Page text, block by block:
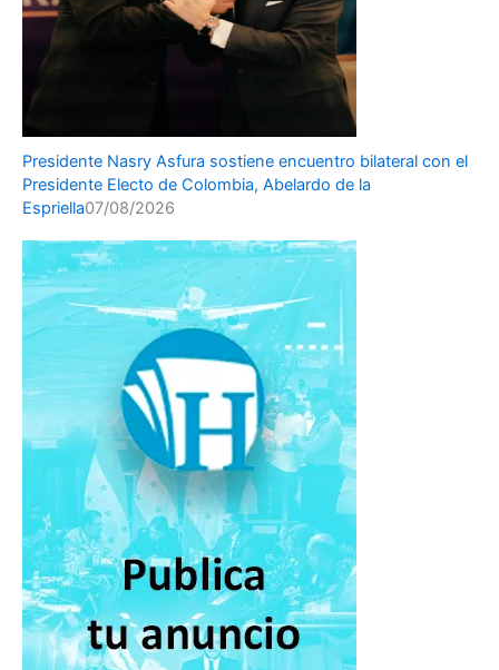
Presidente Nasry Asfura sostiene encuentro bilateral con el
Presidente Electo de Colombia, Abelardo de la
Espriella07/08/2026